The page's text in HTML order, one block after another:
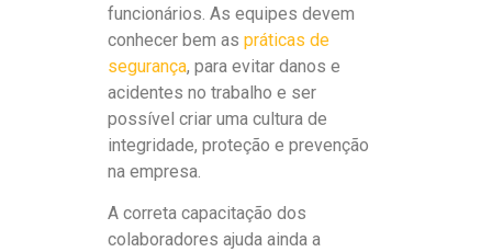
funcionários. As equipes devem
conhecer bem as práticas de
segurança, para evitar danos e
acidentes no trabalho e ser
possível criar uma cultura de
integridade, proteção e prevenção
na empresa.
A correta capacitação dos
colaboradores ajuda ainda a